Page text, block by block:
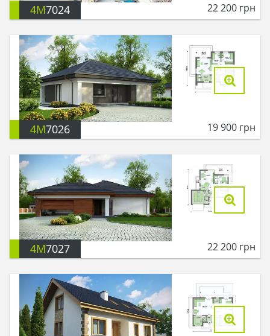
4M7024 22 200 грн
4M7026 19 900 грн
4M7027 22 200 грн